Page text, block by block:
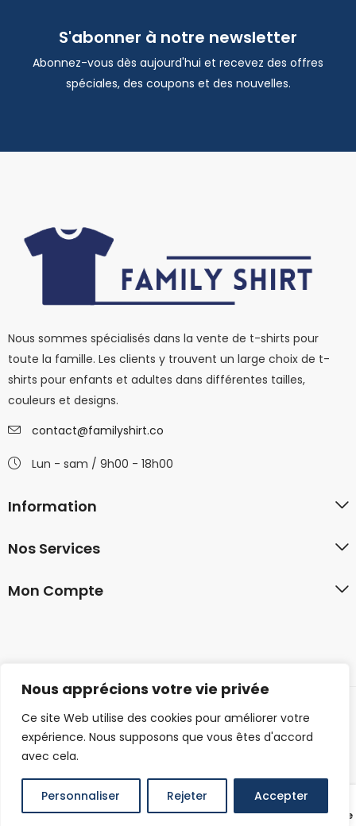
Nous apprécions votre vie privée
Ce site Web utilise des cookies pour améliorer votre
expérience. Nous supposons que vous êtes d'accord
avec cela.
Personnaliser Rejeter Accepter
S'abonner à notre newsletter
Abonnez-vous dès aujourd'hui et recevez des offres
spéciales, des coupons et des nouvelles.
Nous sommes spécialisés dans la vente de t-shirts pour
toute la famille. Les clients y trouvent un large choix de t-
shirts pour enfants et adultes dans différentes tailles,
couleurs et designs.
contact@familyshirt.co
Lun - sam / 9h00 - 18h00
Information
Nos Services
Mon Compte
© 2026 familyshirt.co. Tous droits réservés.
Produits
0
Panier Mon compte